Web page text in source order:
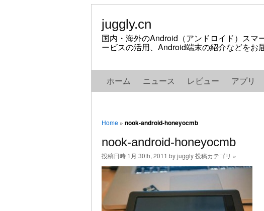
juggly.cn
国内・海外のAndroid（アンドロイド）ス
ービスの活用、Android端末の紹介などをお
ホーム ニュース レビュー アプリ
Home » nook-android-honeyocmb
nook-android-honeyocmb
投稿日時 1月 30th, 2011 by juggly 投稿カテゴリ »